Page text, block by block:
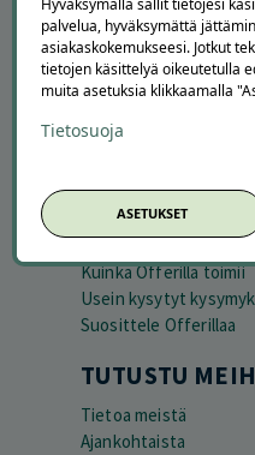
APUA JA
Peruuta tilaus
Kuinka Offerilla toimii
Usein kysytyt
Suosittele Offerillaa
TUTUSTU
Tietoa meistä
Ajankohtaista
palvelua, hyväksymättä
asiakaskokemukseesi. Jotkut
tietojen käsittelyä oikeutetulla
muita asetuksia klikkaamalla
Tietosuoja
ASETUKSET